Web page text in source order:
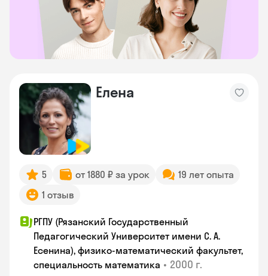
Елена
5 от 1880 ₽ за урок
19 лет опыта
1 отзыв
РГПУ (Рязанский Государственный
Педагогический Университет имени С. А.
Есенина), физико-математический факультет,
специальность математика • 2000 г.